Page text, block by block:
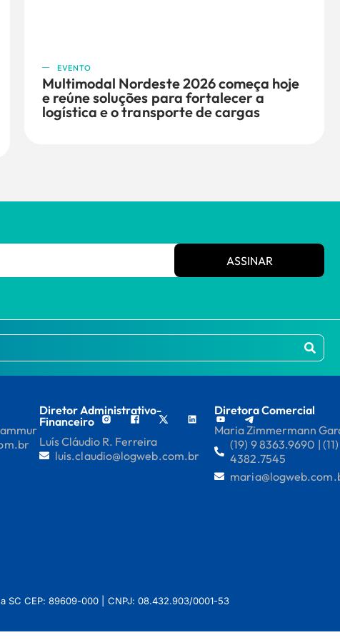
EVENTO
Multimodal Nordeste 2026 começa hoje
e reúne soluções para fortalecer a
logística e o transporte de cargas
ASSINAR
Diretor Administrativo-
Financeiro
Luís Cláudio R. Ferreira
luis.claudio@logweb.com.br
Diretora Comercial
Maria Zimmermann
(19) 9 8363.9690 |
4382.7545
SC CEP: 89609-000 | CNPJ: 08.432.903/0001-53